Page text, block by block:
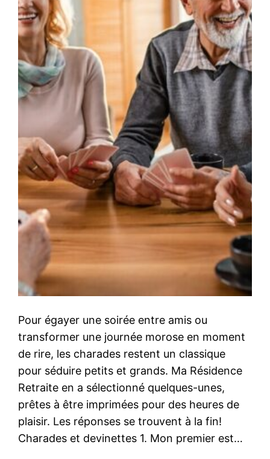
Pour égayer une soirée entre amis ou
transformer une journée morose en moment
de rire, les charades restent un classique
pour séduire petits et grands. Ma Résidence
Retraite en a sélectionné quelques-unes,
prêtes à être imprimées pour des heures de
plaisir. Les réponses se trouvent à la fin!
Charades et devinettes 1. Mon premier est…